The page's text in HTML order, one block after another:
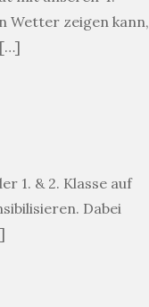
Wetter zeigen kann,
1. & 2. Klasse auf
Dabei